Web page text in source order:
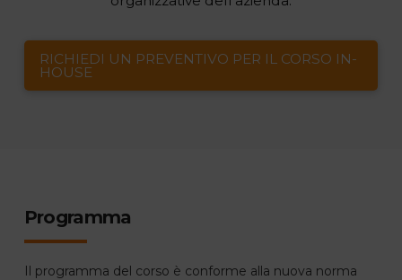
RICHIEDI UN PREVENTIVO PER IL CORSO IN-
HOUSE
Programma
Il programma del corso è conforme alla nuova norma